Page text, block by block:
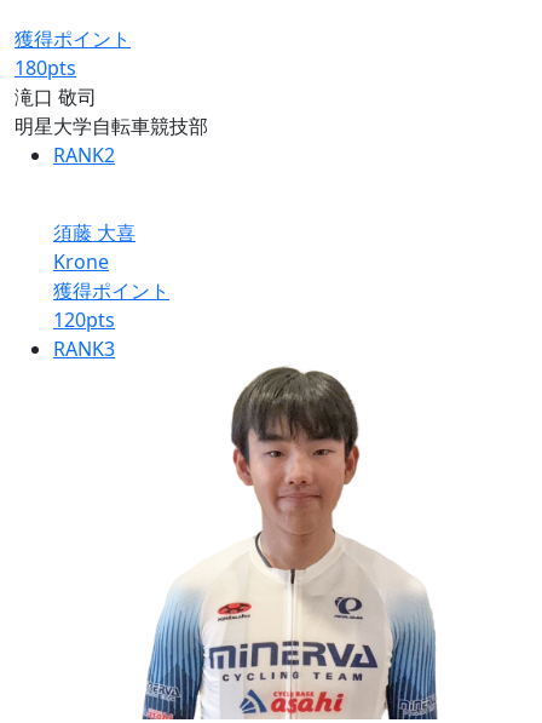
獲得ポイント
180pts
滝口 敬司
明星大学自転車競技部
RANK2
須藤 大喜
Krone
獲得ポイント
120pts
RANK3